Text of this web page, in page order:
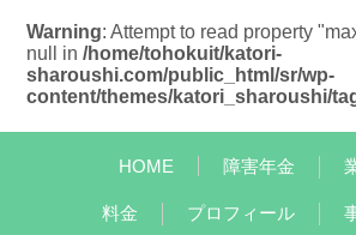
Warning: Attempt to read property
null in/home/tohokuit/katori-
sharoushi.com/public_html/sr/wp-
content/themes/katori_sharoushi/
HOME 障害年金
料金 プロフィール